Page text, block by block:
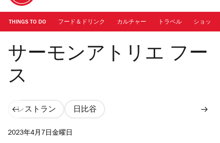
動
THINGS TO DO フード＆ドリンク カルチャー トラベル ショッピ
画像提供：サーモンアトリエ フース
サーモンアトリエ フー
ス
レストラン 日比谷
2023年4月7日金曜日